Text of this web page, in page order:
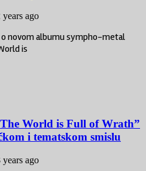
years ago
novom albumu sympho-metal
is
World is Full of Wrath”
i tematskom smislu
years ago